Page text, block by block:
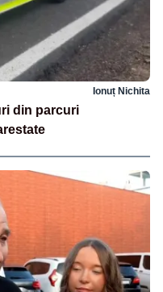
Ionuț Nichita
din parcuri